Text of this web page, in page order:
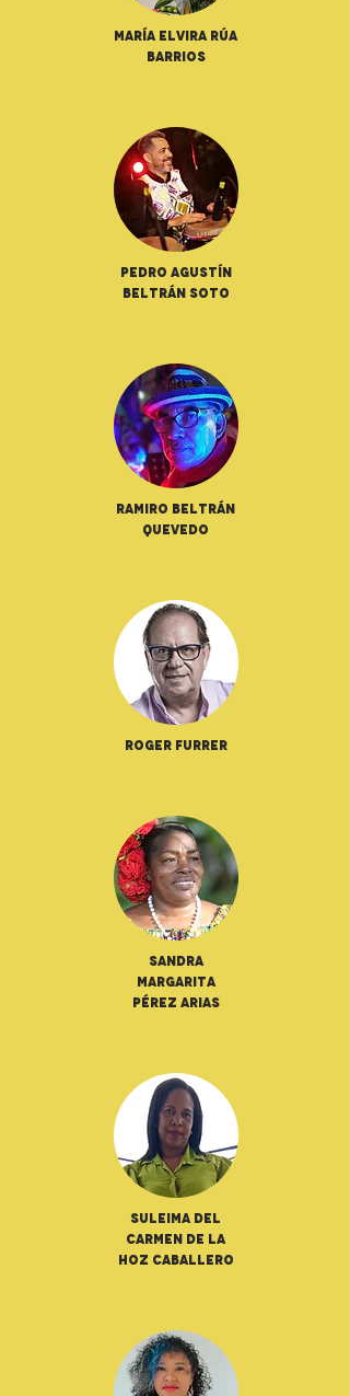
María Elvira Rúa
Barrios
Pedro Agustín
Beltrán Soto
Ramiro Beltrán
Quevedo
Roger Furrer
Sandra
Margarita
Pérez Arias
Suleima Del
Carmen De La
Hoz Caballero